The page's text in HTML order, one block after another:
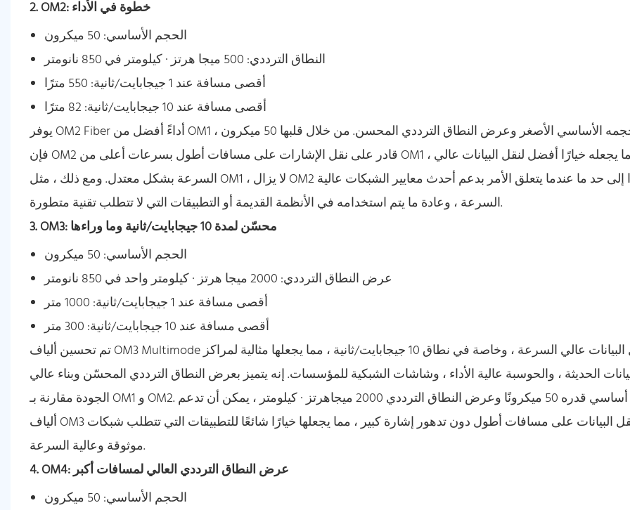
2. OM2: خطوة في الأداء
الحجم الأساسي: 50 ميكرون
النطاق الترددي: 500 ميجا هرتز · كيلومتر في 850 نانومتر
أقصى مسافة عند 1 جيجابايت/ثانية: 550 مترًا
أقصى مسافة عند 10 جيجابايت/ثانية: 82 مترًا
يوفر OM2 Fiber أداءً أفضل من OM1 نظرًا لحجمه الأساسي الأصغر وعرض النطاق الترددي المحسن. من خلال قلبها 50 ميكرون ،
فإن OM2 قادر على نقل الإشارات على مسافات أطول بسرعات أعلى من OM1 ، مما يجعله خيارًا أفضل لنقل البيانات عالي
السرعة بشكل معتدل. ومع ذلك ، مثل OM1 ، لا يزال OM2 محدودًا إلى حد ما عندما يتعلق الأمر بدعم أحدث معايير الشبكات عالية
السرعة ، وعادة ما يتم استخدامه في الأنظمة القديمة أو التطبيقات التي لا تتطلب تقنية متطورة.
3. OM3: محسّن لمدة 10 جيجابايت/ثانية وما وراءها
الحجم الأساسي: 50 ميكرون
عرض النطاق الترددي: 2000 ميجا هرتز · كيلومتر واحد في 850 نانومتر
أقصى مسافة عند 1 جيجابايت/ثانية: 1000 متر
أقصى مسافة عند 10 جيجابايت/ثانية: 300 متر
تم تحسين ألياف OM3 Multimode لنقل البيانات عالي السرعة ، وخاصة في نطاق 10 جيجابايت/ثانية ، مما يجعلها مثالية لمراكز
الحديثة ، والحوسبة عالية الأداء ، وشاشات الشبكية للمؤسسات. إنه يتميز بعرض النطاق الترددي المحسّن وبناء عالي
الجودة مقارنة بـ OM1 و OM2. بحجم أساسي قدره 50 ميكرونًا وعرض النطاق الترددي 2000 ميجاهرتز · كيلومتر ، يمكن أن تدعم
ألياف OM3 نقل البيانات على مسافات أطول دون تدهور إشارة كبير ، مما يجعلها خيارًا شائعًا للتطبيقات التي تتطلب شبكات
موثوقة وعالية السرعة.
4. OM4: عرض النطاق الترددي العالي لمسافات أكبر
الحجم الأساسي: 50 ميكرون